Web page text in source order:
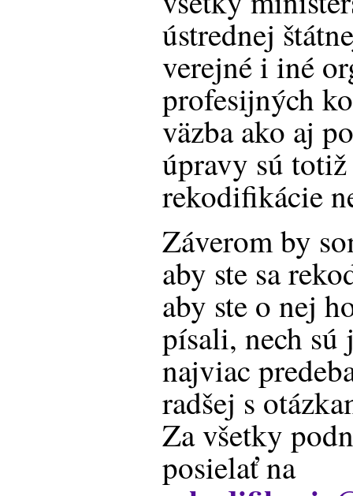
ústrednej
verejné i iné
profesijných
väzba ako aj
úpravy sú totiž
rekodifikácie
Záverom by
aby ste sa
aby ste o nej
písali, nech
najviac
radšej s
Za všetky
posielať na